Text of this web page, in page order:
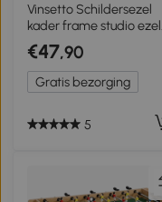
Vinsetto Schildersezel
kader frame studio ezel
verstelbare hoek
inklapbaar met lade
€47,90
Gratis bezorging
5